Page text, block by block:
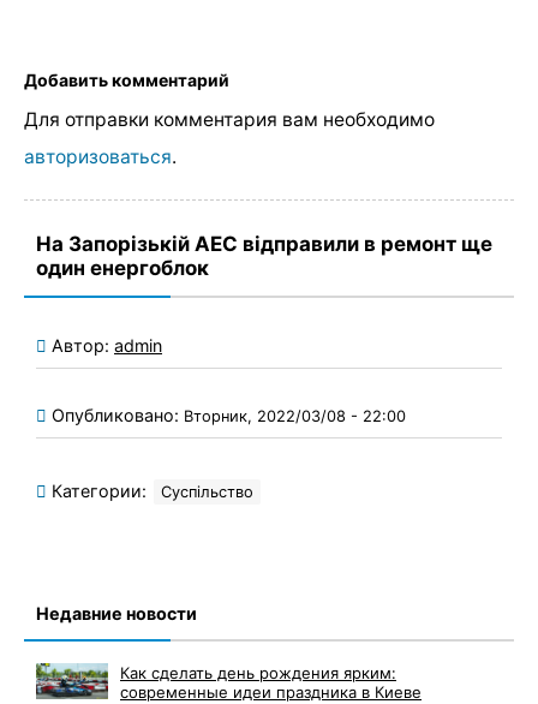
Добавить комментарий
Для отправки комментария вам необходимо
авторизоваться.
На Запорізькій АЕС відправили в ремонт ще
один енергоблок
Автор: admin
Опубликовано: Вторник, 2022/03/08 - 22:00
Категории: Суспільство
Недавние новости
Как сделать день рождения ярким:
современные идеи праздника в Киеве